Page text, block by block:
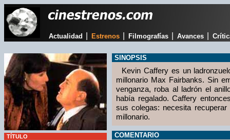
Actualidad Estrenos Filmografías Avances
TÍTULO
SINOPSIS
Kevin Caffery es un
millonario Max Fairbanks. Sin
venganza, roba al ladrón el
había regalado. Caffery
sus colegas: necesita
millonario.
COMENTARIO